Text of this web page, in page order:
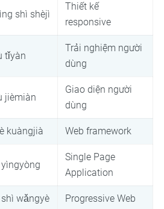
shì shèjì
Thiết kế
responsive
tǐyàn
Trải nghiệm người
dùng
jièmiàn
Giao diện người
dùng
kuàngjià Web framework
yìngyòng
Single Page
Application
wǎngyè
Progressive Web